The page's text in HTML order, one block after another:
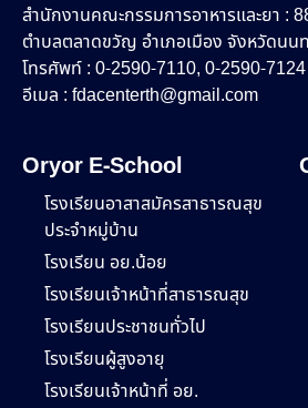
สำนักงานคณะกรรมการอาหารและยา :
ตำบลตลาดขวัญ อำเภอเมือง จังหวัดนน
โทรศัพท์ : 0-2590-7110, 0-2590-7124
อีเมล : fdacenterth@gmail.com
Oryor E-School
โรงเรียนอาสาสมัครสาธารณสุข
ประจำหมู่บ้าน
โรงเรียน อย.น้อย
โรงเรียนเจ้าหน้าที่สาธารณสุข
โรงเรียนประชาชนทั่วไป
โรงเรียนผู้สูงอายุ
โรงเรียนเจ้าหน้าที่ อย.